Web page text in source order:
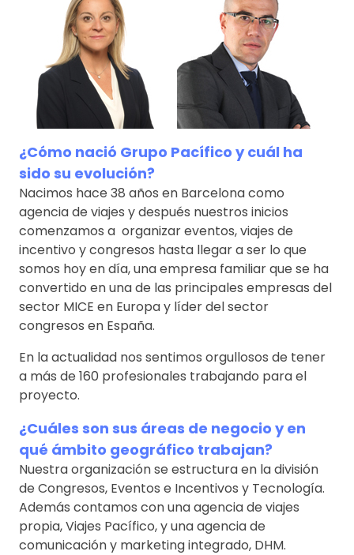
¿Cómo nació Grupo Pacífico y cuál ha
sido su evolución?
Nacimos hace 38 años en Barcelona como
agencia de viajes y después nuestros inicios
comenzamos a organizar eventos, viajes de
incentivo y congresos hasta llegar a ser lo que
somos hoy en día, una empresa familiar que se ha
convertido en una de las principales empresas del
sector MICE en Europa y líder del sector
congresos en España.
En la actualidad nos sentimos orgullosos de tener
a más de 160 profesionales trabajando para el
proyecto.
¿Cuáles son sus áreas de negocio y en
qué ámbito geográfico trabajan?
Nuestra organización se estructura en la división
de Congresos, Eventos e Incentivos y Tecnología.
Además contamos con una agencia de viajes
propia, Viajes Pacífico, y una agencia de
comunicación y marketing integrado, DHM.